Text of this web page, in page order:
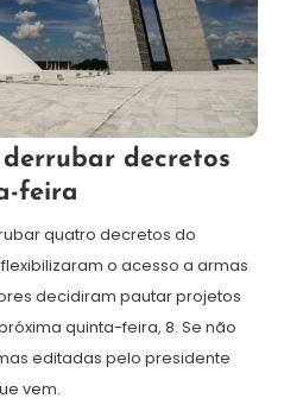
decretos
feira
quatro decretos do
o acesso a armas
decidiram pautar projetos
quinta-feira, 8. Se não
editadas pelo presidente
vem.